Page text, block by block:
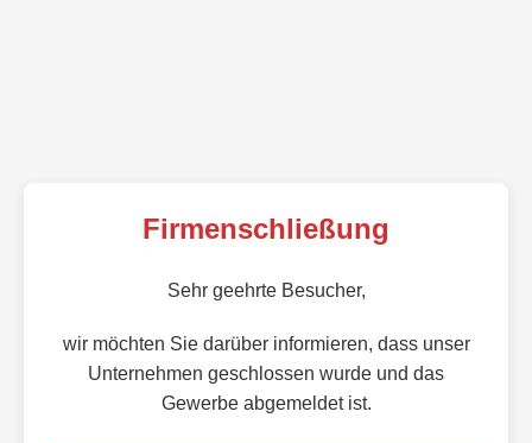
Firmenschließung
Sehr geehrte Besucher,
wir möchten Sie darüber informieren, dass unser
Unternehmen geschlossen wurde und das
Gewerbe abgemeldet ist.